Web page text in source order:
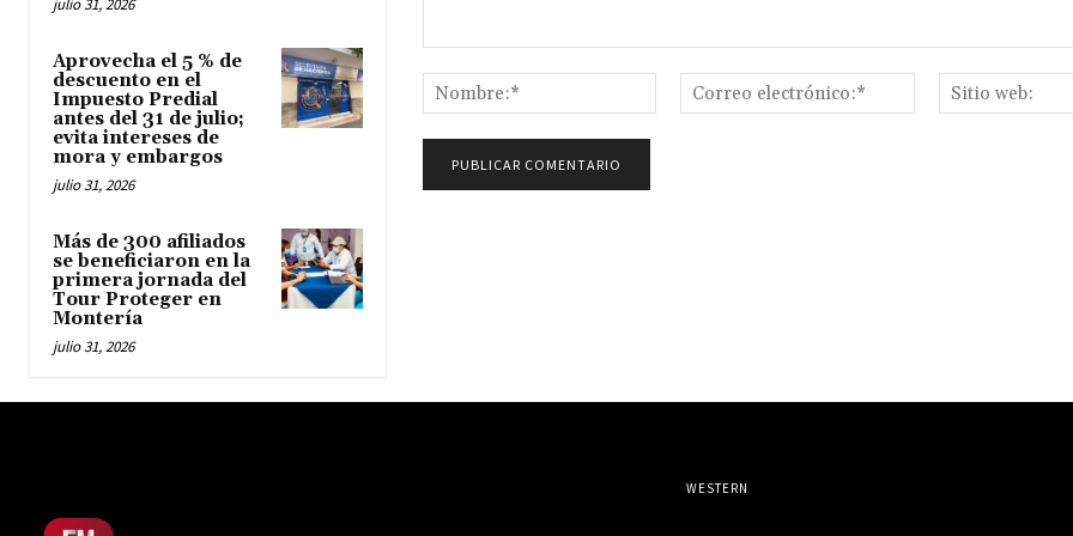
julio 31, 2026
Aprovecha el 5 % de
descuento en el
Impuesto Predial
antes del 31 de julio;
evita intereses de
mora y embargos
julio 31, 2026
Más de 300 afiliados
se beneficiaron en la
primera jornada del
Tour Proteger en
Montería
julio 31, 2026
Nombre:*
Correo
electrónico:*
WESTERN